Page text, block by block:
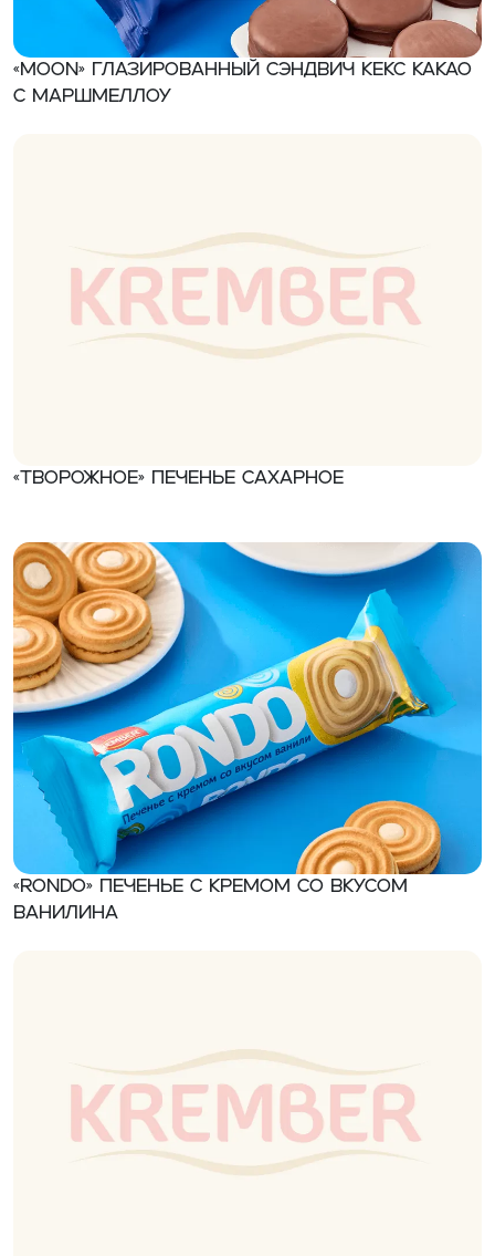
«MOON» Глазированный сэндвич кекс какао
с маршмеллоу
«Творожное» Печенье сахарное
«RONDO» Печенье с кремом со вкусом
ванилина